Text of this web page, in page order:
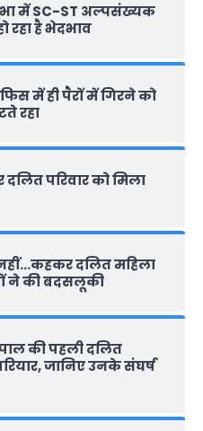
में SC-ST अल्पसंख्यक
रहा है भेदभाव
में ही पैरों में गिरने को
रहा
परिवार को मिला
दलित महिला
ने की बदसलूकी
की पहली दलित
जानिए उनके संघर्ष